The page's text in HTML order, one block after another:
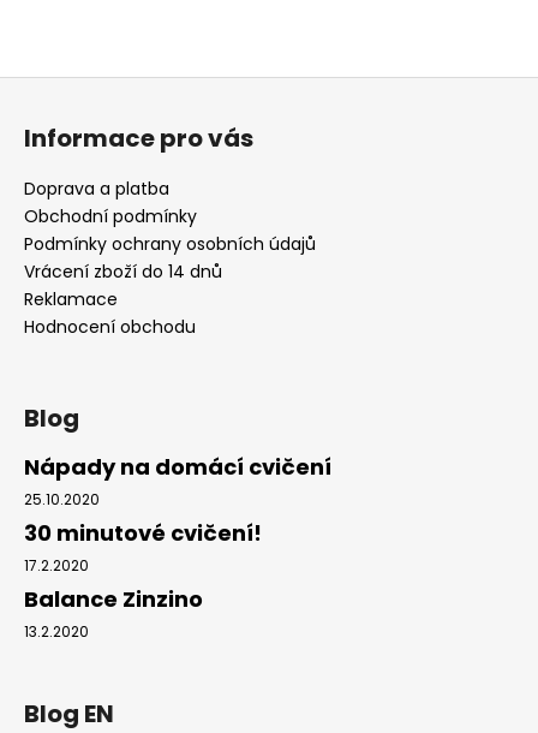
Informace pro vás
Doprava a platba
Obchodní podmínky
Podmínky ochrany osobních údajů
Vrácení zboží do 14 dnů
Reklamace
Hodnocení obchodu
Blog
Nápady na domácí cvičení
25.10.2020
30 minutové cvičení!
17.2.2020
Balance Zinzino
13.2.2020
Blog EN